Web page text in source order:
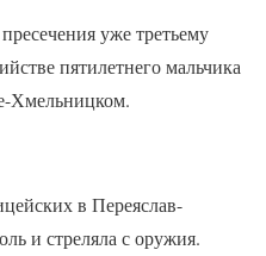
уже третьему
пятилетнего мальчика
Хмельницком.
в Переяслав-
и стреляла с оружия.